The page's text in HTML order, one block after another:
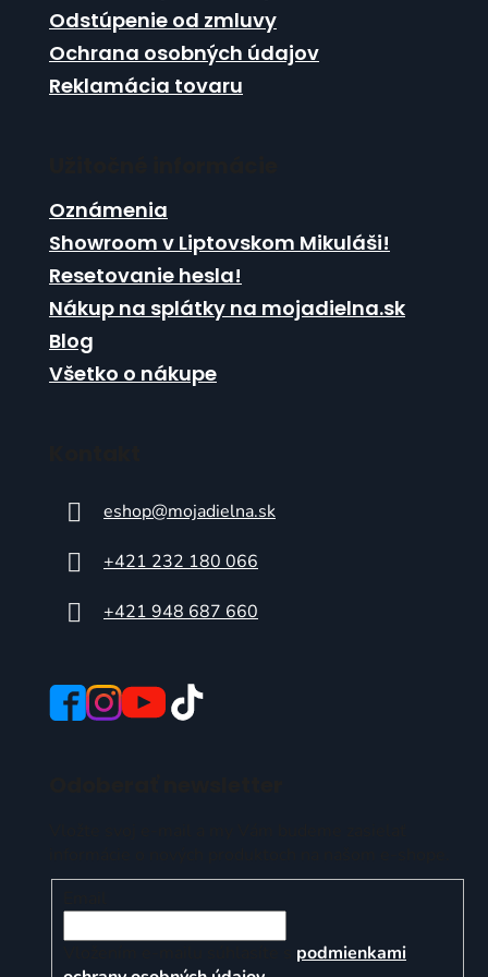
Odstúpenie od zmluvy
Ochrana osobných údajov
Reklamácia tovaru
Oznámenia
Showroom v Liptovskom Mikuláši!
Resetovanie hesla!
Nákup na splátky na mojadielna.sk
Blog
Všetko o nákupe
eshop@mojadielna.sk
+421 232 180 066
+421 948 687 660
podmienkami